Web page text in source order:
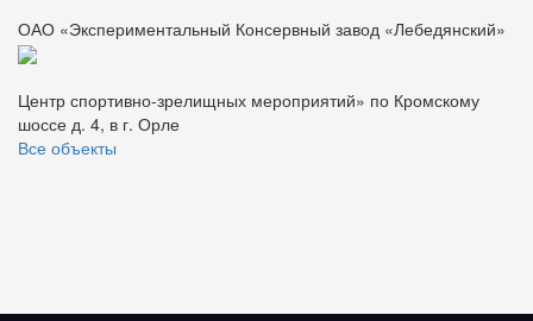
ОАО «Экспериментальный Консервный завод «Лебедянский»
Центр спортивно-зрелищных мероприятий» по Кромскому
шоссе д. 4, в г. Орле
Все объекты